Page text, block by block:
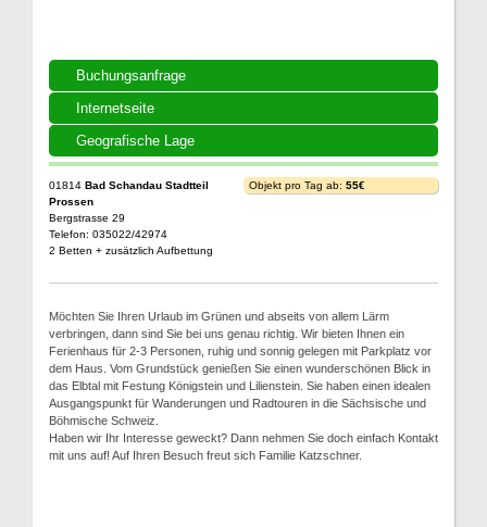
Buchungsanfrage
Internetseite
Geografische Lage
01814 Bad Schandau Stadtteil
Prossen
Bergstrasse 29
Telefon: 035022/42974
2 Betten + zusätzlich Aufbettung
Objekt pro Tag ab: 55€
Möchten Sie Ihren Urlaub im Grünen und abseits von allem Lärm
verbringen, dann sind Sie bei uns genau richtig. Wir bieten Ihnen ein
Ferienhaus für 2-3 Personen, ruhig und sonnig gelegen mit Parkplatz vor
dem Haus. Vom Grundstück genießen Sie einen wunderschönen Blick in
das Elbtal mit Festung Königstein und Lilienstein. Sie haben einen idealen
Ausgangspunkt für Wanderungen und Radtouren in die Sächsische und
Böhmische Schweiz.
Haben wir Ihr Interesse geweckt? Dann nehmen Sie doch einfach Kontakt
mit uns auf! Auf Ihren Besuch freut sich Familie Katzschner.